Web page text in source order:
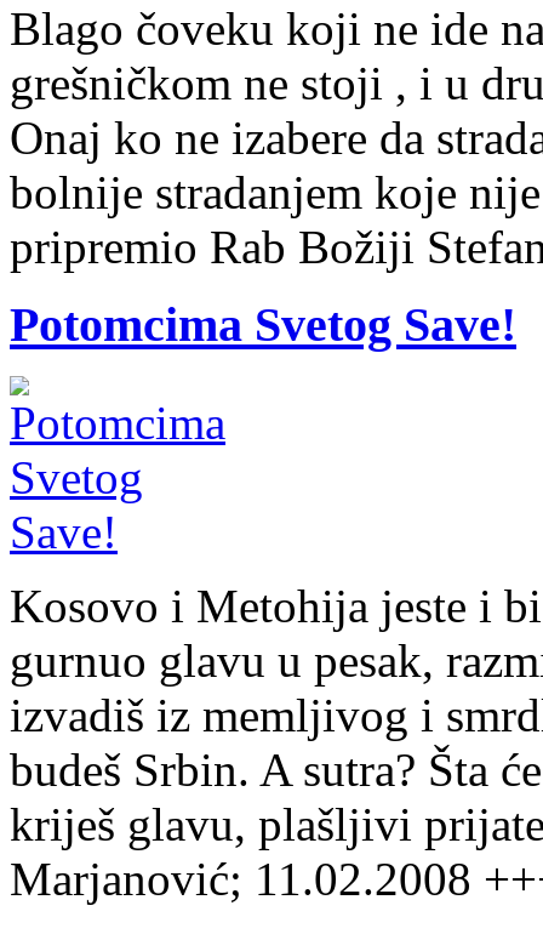
Blago čoveku koji ne ide
grešničkom ne stoji , i u
Onaj ko ne izabere da
bolnije stradanjem koje
pripremio Rab Božiji
Potomcima Svetog Save!
Kosovo i Metohija jeste i
gurnuo glavu u pesak,
izvadiš iz memljivog i
budeš Srbin. A sutra? Šta
kriješ glavu, plašljivi
Marjanović; 11.02.2008